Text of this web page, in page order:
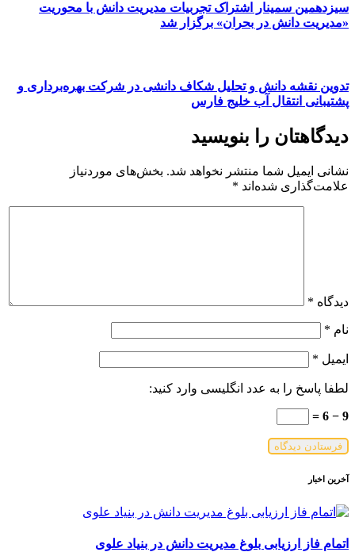
سیزدهمین سمینار اشتراک تجربیات مدیریت دانش با محوریت
«مدیریت دانش در بحران» برگزار شد
تدوین نقشه دانش و تحلیل شکاف دانشی در شرکت بهره‌برداری و
پشتیبانی انتقال آب خلیج فارس
دیدگاهتان را بنویسید
نشانی ایمیل شما منتشر نخواهد شد. بخش‌های موردنیاز
علامت‌گذاری شده‌اند *
دیدگاه *
نام *
ایمیل *
لطفا پاسخ را به عدد انگلیسی وارد کنید:
9 − 6 =
آخرین اخبار
اتمام فاز ارزیابی بلوغ مدیریت دانش در بنیاد علوی